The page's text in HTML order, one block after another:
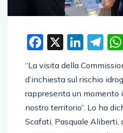
Facebook
X
“La visita della
d’inchiesta sul rischio
rappresenta un momento
nostro territorio”. Lo ha
Scafati, Pasquale Aliberti,